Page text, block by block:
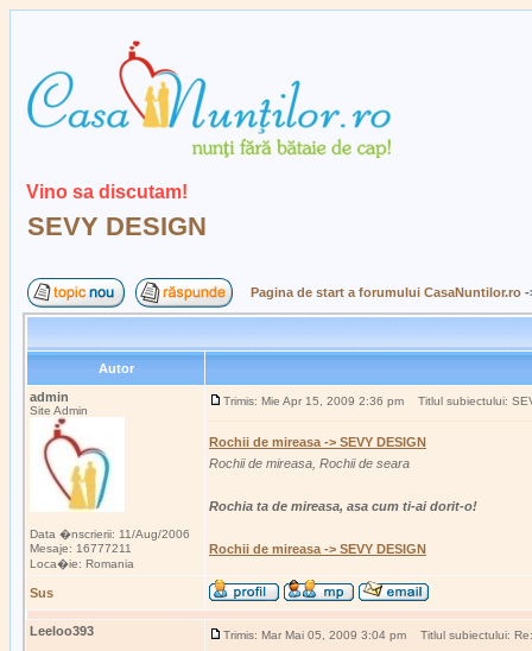
Vino sa discutam!
SEVY DESIGN
Pagina de start a forumului CasaNuntilor.ro
Autor
admin
Site Admin
Data �nscrierii: 11/Aug/2006
Mesaje: 16777211
Loca�ie: Romania
Trimis: Mie Apr 15, 2009 2:36 pm Titlul subiectului:
Rochii de mireasa -> SEVY DESIGN
Rochii de mireasa, Rochii de seara
Rochia ta de mireasa, asa cum ti-ai dorit-o!
Rochii de mireasa -> SEVY DESIGN
Sus
Leeloo393 Trimis: Mar Mai 05, 2009 3:04 pm Titlul subiectului: